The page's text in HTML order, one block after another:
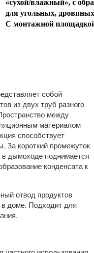
«сухой/влажный», с
для угольных,
С монтажной
собой
из двух труб разного
между
материалом
способствует
За короткий промежуток
в дымоходе поднимается
конденсата к
отвод продуктов
в доме. Подходит для